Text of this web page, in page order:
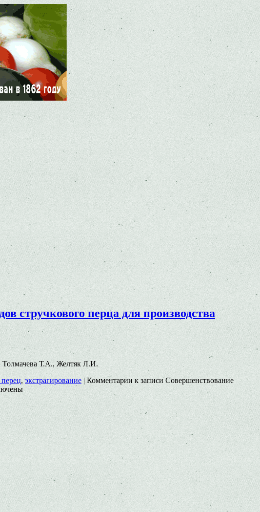
стручкового перца для производства
Т.А., Желтяк Л.И.
,экстрагирование | Комментарии к записи Совершенствование